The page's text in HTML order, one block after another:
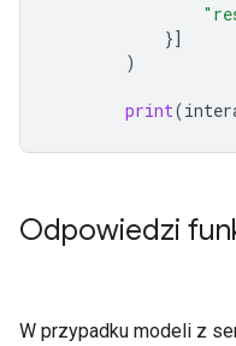
}]
)
print(
Odpowiedzi
W przypadku modeli z